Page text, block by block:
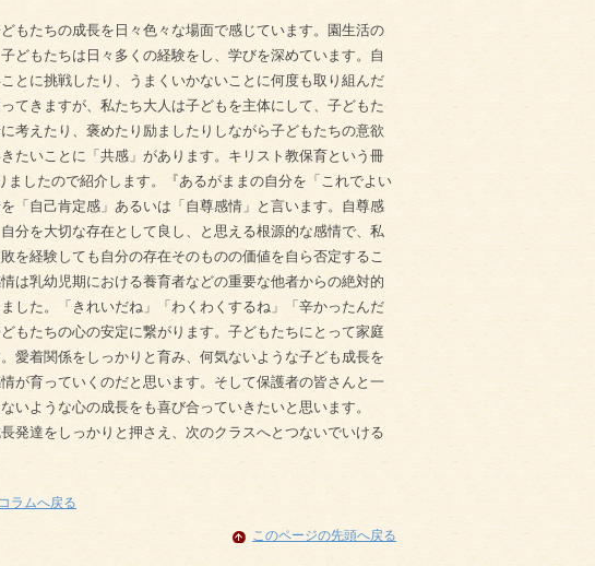
もたちの成長を日々色々な場面で感じています。園生活の
どもたちは日々多くの経験をし、学びを深めています。自
とに挑戦したり、うまくいかないことに何度も取り組んだ
てきますが、私たち大人は子どもを主体にして、子どもた
考えたり、褒めたり励ましたりしながら子どもたちの意欲
たいことに「共感」があります。キリスト教保育という冊
したので紹介します。『あるがままの自分を「これでよい
「自己肯定感」あるいは「自尊感情」と言います。自尊感
分を大切な存在として良し、と思える根源的な感情で、私
を経験しても自分の存在そのものの価値を自ら否定するこ
は乳幼児期における養育者などの重要な他者からの絶対的
した。「きれいだね」「わくわくするね」「辛かったんだ
もたちの心の安定に繋がります。子どもたちにとって家庭
愛着関係をしっかりと育み、何気ないような子ども成長を
が育っていくのだと思います。そして保護者の皆さんと一
いような心の成長をも喜び合っていきたいと思います。
発達をしっかりと押さえ、次のクラスへとつないでいける
ラムへ戻る
このページの先頭へ戻る